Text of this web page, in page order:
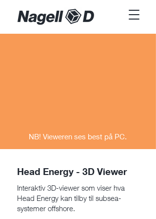
NB! Vieweren ses best på PC.
Head Energy - 3D Viewer
Interaktiv 3D-viewer som viser hva
Head Energy kan tilby til subsea-
systemer offshore.